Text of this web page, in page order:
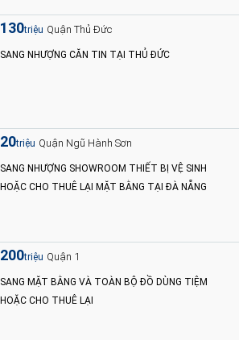
130triệu Quận Thủ Đức
SANG NHƯỢNG CĂN TIN TẠI THỦ ĐỨC
20triệu Quận Ngũ Hành Sơn
SANG NHƯỢNG SHOWROOM THIẾT BỊ VỆ SINH
HOẶC CHO THUÊ LẠI MẶT BẰNG TẠI ĐÀ NẴNG
200triệu Quận 1
SANG MẶT BẰNG VÀ TOÀN BỘ ĐỒ DÙNG TIỆM
HOẶC CHO THUÊ LẠI